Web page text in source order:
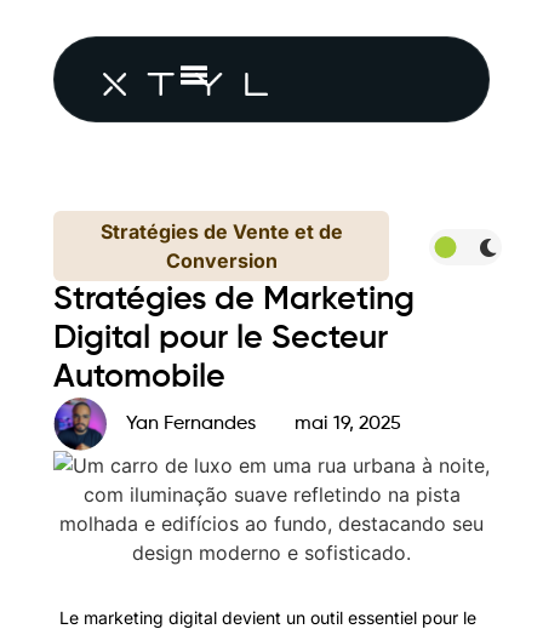
Stratégies de Vente et de
Conversion
Stratégies de Marketing
Digital pour le Secteur
Automobile
Yan Fernandes mai 19, 2025
Le marketing digital devient un outil essentiel pour le